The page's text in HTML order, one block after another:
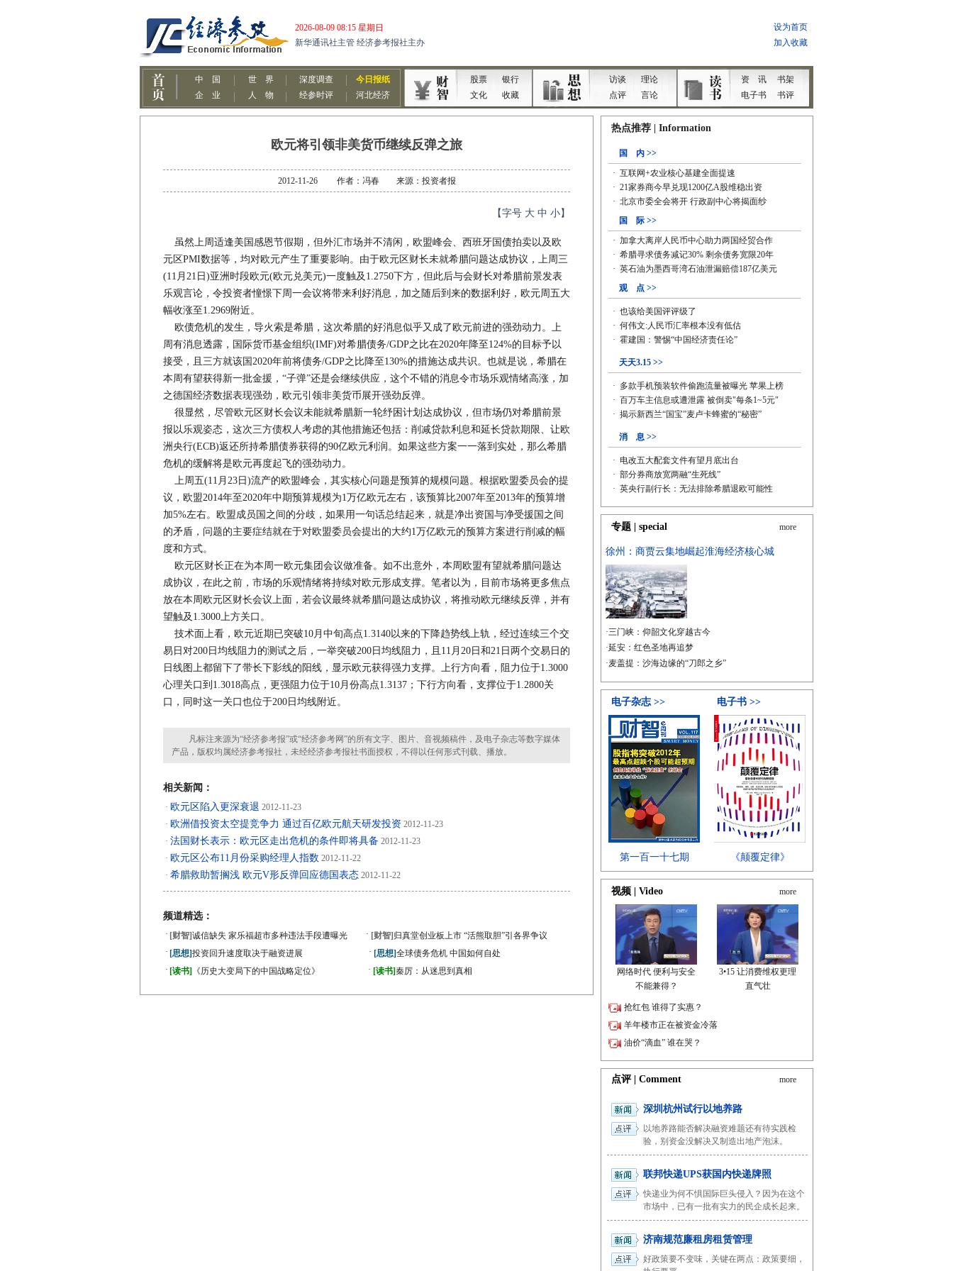
欧元将引领非美货币继续反弹之旅
2012-11-26 作者：冯春 来源：投资者报
【字号 大 中 小】
虽然上周适逢美国感恩节假期，但外汇市场并不清闲，欧盟峰会、西班牙国债拍卖以及欧
元区PMI数据等，均对欧元产生了重要影响。由于欧元区财长未就希腊问题达成协议，上周三
(11月21日)亚洲时段欧元(欧元兑美元)一度触及1.2750下方，但此后与会财长对希腊前景发表
乐观言论，令投资者憧憬下周一会议将带来利好消息，加之随后到来的数据利好，欧元周五大
幅收涨至1.2969附近。
欧债危机的发生，导火索是希腊，这次希腊的好消息似乎又成了欧元前进的强劲动力。上
周有消息透露，国际货币基金组织(IMF)对希腊债务/GDP之比在2020年降至124%的目标予以
接受，且三方就该国2020年前将债务/GDP之比降至130%的措施达成共识。也就是说，希腊在
本周有望获得新一批金援，“子弹”还是会继续供应，这个不错的消息令市场乐观情绪高涨，加
之德国经济数据表现强劲，欧元引领非美货币展开强劲反弹。
很显然，尽管欧元区财长会议未能就希腊新一轮纾困计划达成协议，但市场仍对希腊前景
报以乐观姿态，这次三方债权人考虑的其他措施还包括：削减贷款利息和延长贷款期限、让欧
洲央行(ECB)返还所持希腊债券获得的90亿欧元利润。如果这些方案一一落到实处，那么希腊
危机的缓解将是欧元再度起飞的强劲动力。
上周五(11月23日)流产的欧盟峰会，其实核心问题是预算的规模问题。根据欧盟委员会的提
议，欧盟2014年至2020年中期预算规模为1万亿欧元左右，该预算比2007年至2013年的预算增
加5%左右。欧盟成员国之间的分歧，如果用一句话总结起来，就是净出资国与净受援国之间
的矛盾，问题的主要症结就在于对欧盟委员会提出的大约1万亿欧元的预算方案进行削减的幅
度和方式。
欧元区财长正在为本周一欧元集团会议做准备。如不出意外，本周欧盟有望就希腊问题达
成协议，在此之前，市场的乐观情绪将持续对欧元形成支撑。笔者以为，目前市场将更多焦点
放在本周欧元区财长会议上面，若会议最终就希腊问题达成协议，将推动欧元继续反弹，并有
望触及1.3000上方关口。
技术面上看，欧元近期已突破10月中旬高点1.3140以来的下降趋势线上轨，经过连续三个交
易日对200日均线阻力的测试之后，一举突破200日均线阻力，且11月20日和21日两个交易日的
日线图上都留下了带长下影线的阳线，显示欧元获得强力支撑。上行方向看，阻力位于1.3000
心理关口到1.3018高点，更强阻力位于10月份高点1.3137；下行方向看，支撑位于1.2800关
口，同时这一关口也位于200日均线附近。
凡标注来源为“经济参考报”或“经济参考网”的所有文字、图片、音视频稿件，及电子杂志等数字媒体
产品，版权均属经济参考报社，未经经济参考报社书面授权，不得以任何形式刊载、播放。
相关新闻：
· 欧元区陷入更深衰退 2012-11-23
· 欧洲借投资太空提竞争力 通过百亿欧元航天研发投资 2012-11-23
· 法国财长表示：欧元区走出危机的条件即将具备 2012-11-23
· 欧元区公布11月份采购经理人指数 2012-11-22
· 希腊救助暂搁浅 欧元V形反弹回应德国表态 2012-11-22
频道精选：
· [财智]诚信缺失 家乐福超市多种违法手段遭曝光 · [财智] 归真堂创业板上市 “活熊取胆”引各界争议
· [思想]投资回升速度取决于融资进展 · [思想]全球债务危机 中国如何自处
· [读书] 《历史大变局下的中国战略定位》 · [读书]秦厉：从迷思到真相